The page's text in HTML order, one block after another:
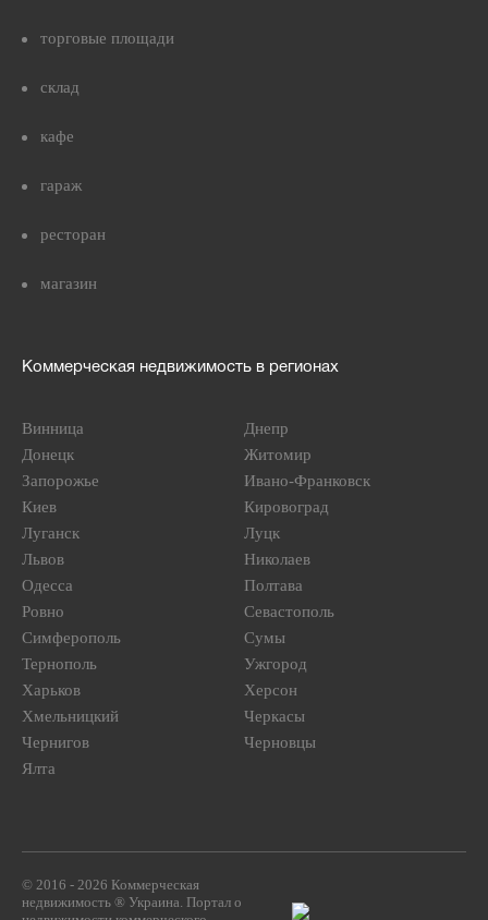
торговые площади
склад
кафе
гараж
ресторан
магазин
Коммерческая недвижимость в регионах
Винница
Днепр
Донецк
Житомир
Запорожье
Ивано-Франковск
Киев
Кировоград
Луганск
Луцк
Львов
Николаев
Одесса
Полтава
Ровно
Севастополь
Симферополь
Сумы
Тернополь
Ужгород
Харьков
Херсон
Хмельницкий
Черкасы
Чернигов
Черновцы
Ялта
© 2016 - 2026 Коммерческая
недвижимость ® Украина. Портал о